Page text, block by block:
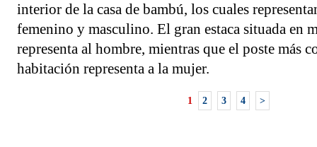
interior de la casa de bambú, los cuales
femenino y masculino. El gran estaca situada en
representa al hombre, mientras que el poste más
habitación representa a la mujer.
1 2 3 4 >